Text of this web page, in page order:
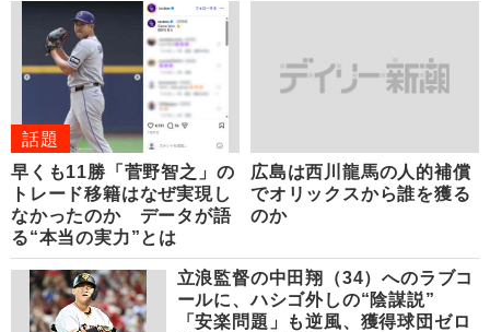
話題
早くも11勝「菅野智之」の
トレード移籍はなぜ実現し
なかったのか データが語
る“本当の実力”とは
広島は西川龍馬の人的補償
でオリックスから誰を獲る
のか
立浪監督の中田翔（34）へのラブコ
ールに、ハシゴ外しの“陰謀説”
「安楽問題」も逆風、獲得球団ゼロ